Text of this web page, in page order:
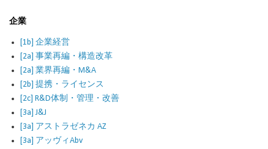
企業
[1b] 企業経営
[2a] 事業再編・構造改革
[2a] 業界再編・M&A
[2b] 提携・ライセンス
[2c] R&D体制・管理・改善
[3a] J&J
[3a] アストラゼネカ AZ
[3a] アッヴィAbv